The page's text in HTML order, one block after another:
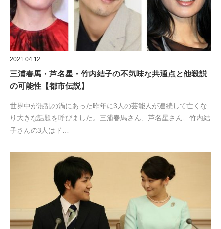
2021.04.12
三浦春馬・芦名星・竹内結子の不気味な共通点と他殺説
の可能性【都市伝説】
世界中が混乱の渦にあった昨年に3人の芸能人が連続して亡くな
り大きな話題を呼びました。三浦春馬さん、芦名星さん、竹内結
子さんの3人はド…